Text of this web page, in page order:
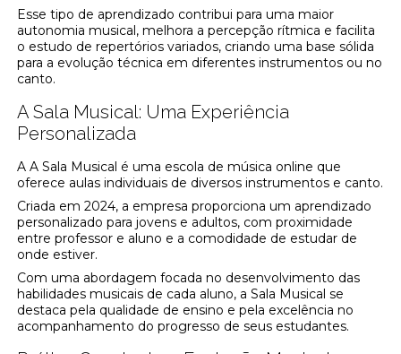
Esse tipo de aprendizado contribui para uma maior
autonomia musical, melhora a percepção rítmica e facilita
o estudo de repertórios variados, criando uma base sólida
para a evolução técnica em diferentes instrumentos ou no
canto.
A Sala Musical: Uma Experiência
Personalizada
A A Sala Musical é uma escola de música online que
oferece aulas individuais de diversos instrumentos e canto.
Criada em 2024, a empresa proporciona um aprendizado
personalizado para jovens e adultos, com proximidade
entre professor e aluno e a comodidade de estudar de
onde estiver.
Com uma abordagem focada no desenvolvimento das
habilidades musicais de cada aluno, a Sala Musical se
destaca pela qualidade de ensino e pela excelência no
acompanhamento do progresso de seus estudantes.